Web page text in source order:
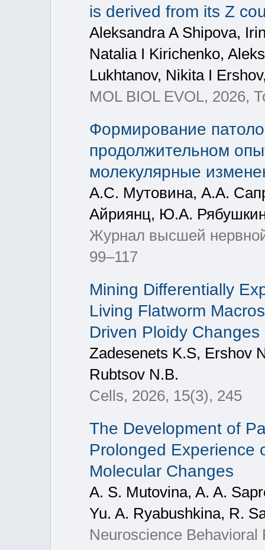
is derived from its Z
Aleksandra A Shipova,
Natalia I Kirichenko,
Lukhtanov, Nikita I
MOL BIOL EVOL, 2026,
Формирование
продолжительном
молекулярные
А.С. Мутовина, А.А.
Айриянц, Ю.А.
Журнал высшей
99–117
Mining Differentially
Living Flatworm
Driven Ploidy Changes
Zadesenets K.S, Ershov
Rubtsov N.B.
Cells, 2026, 15(3), 245
The Development of
Prolonged Experience
Molecular Changes
A. S. Mutovina, A. A.
Yu. A. Ryabushkina, R.
Neuroscience Behavioral